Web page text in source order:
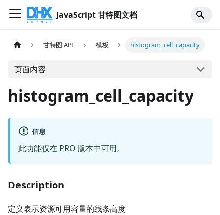
JavaScript 甘特图文档
甘特图 API 模板 histogram_cell_capacity
页面内容
histogram_cell_capacity
信息
此功能仅在 PRO 版本中可用。
Description
定义表示资源可用容量的线条高度